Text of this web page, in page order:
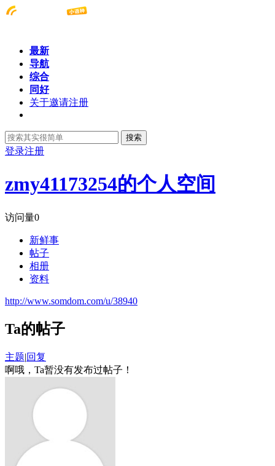
最新
导航
综合
同好
关于邀请注册
搜索
登录注册
zmy41173254的个人空间
访问量0
新鲜事
帖子
相册
资料
http://www.somdom.com/u/38940
Ta的帖子
主题|回复
啊哦，Ta暂没有发布过帖子！